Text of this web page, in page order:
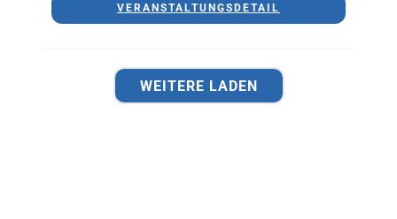
VERANSTALTUNGSDETAIL
WEITERE LADEN